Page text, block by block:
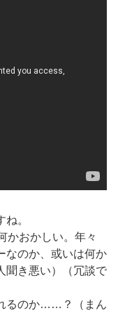
。
かおかしい。年々
なのか、或いは何か
き悪い）（冗談で
るのか……？（まん